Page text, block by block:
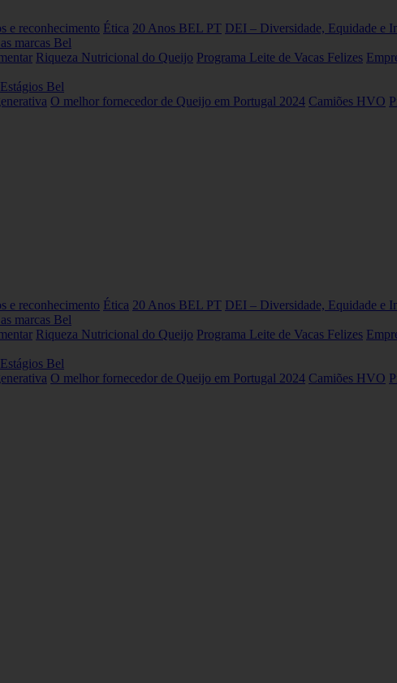
e reconhecimento Ética 20 Anos BEL PT DEI – Diversidade, Equidade e
marcas Bel
Riqueza Nutricional do Queijo Programa Leite de Vacas Felizes
Estágios Bel
O melhor fornecedor de Queijo em Portugal 2024 Camiões HVO
e reconhecimento Ética 20 Anos BEL PT DEI – Diversidade, Equidade e
marcas Bel
Riqueza Nutricional do Queijo Programa Leite de Vacas Felizes
Estágios Bel
O melhor fornecedor de Queijo em Portugal 2024 Camiões HVO